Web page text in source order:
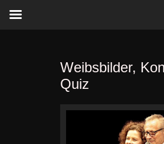
Weibsbilder,
Quiz